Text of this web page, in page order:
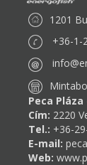
1201
+36-1-
Peca
Cím: 2220
Tel.: +36-
E-mail:
Web: